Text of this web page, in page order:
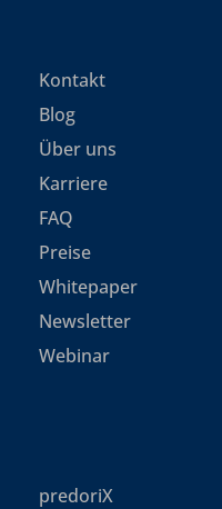
Kontakt
Blog
Über uns
Karriere
FAQ
Preise
Whitepaper
Newsletter
Webinar
predoriX